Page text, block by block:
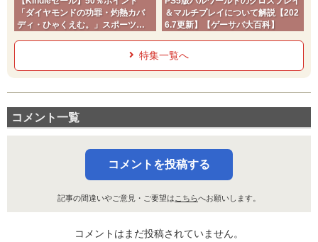
「ダイヤモンドの功罪・灼熱カバ
ディ・ひゃくえむ。」スポーツコ
＆マルチプレイについて解説【202
6.7更新】【ゲーサバ大百科】
特集一覧へ
コメント一覧
コメントを投稿する
記事の間違いやご意見・ご要望は こちらへお願いします。
コメントはまだ投稿されていません。